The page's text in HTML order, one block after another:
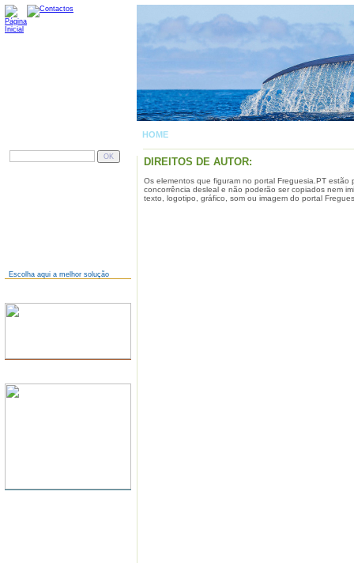
Escolha aqui a melhor solução
HOME
DIREITOS DE AUTOR:
Os elementos que figuram no portal Freguesia.PT
concorrência desleal e não poderão ser copiados nem
texto, logotipo, gráfico, som ou imagem do portal